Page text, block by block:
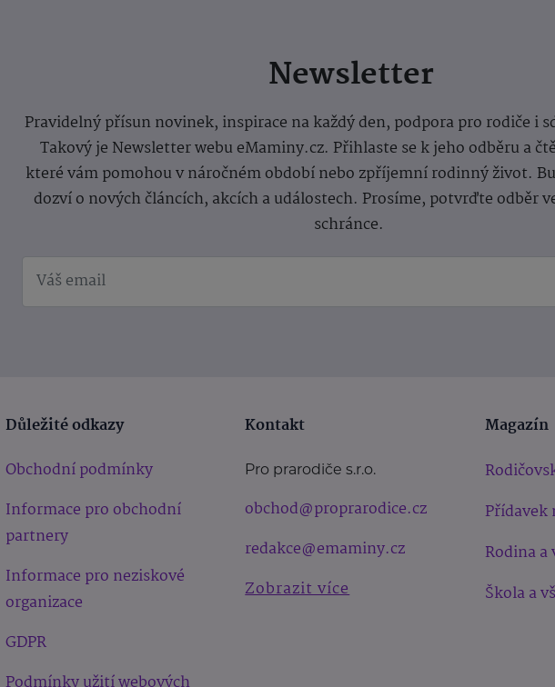
Newsletter
Pravidelný přísun novinek, inspirace na každý den, podpora pro rodiče i
Takový je Newsletter webu eMaminy.cz. Přihlaste se k jeho odběru a
které vám pomohou v náročném období nebo zpříjemní rodinný život.
dozví o nových článcích, akcích a událostech. Prosíme, potvrďte odběr
schránce.
Důležité odkazy
Obchodní podmínky
Informace pro obchodní
partnery
Informace pro neziskové
organizace
GDPR
Kontakt
Pro prarodiče s.r.o.
obchod@proprarodice.cz
redakce@emaminy.cz
Zobrazit více
Magazín
Přídavek
Rodina a
Škola a